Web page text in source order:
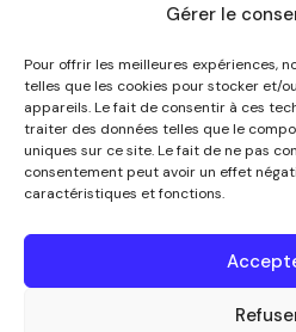
Gérer le
Pour offrir les meilleures expériences,
telles que les cookies pour stocker et/
appareils. Le fait de consentir à ces
traiter des données telles que le
uniques sur ce site. Le fait de ne pas
consentement peut avoir un effet
caractéristiques et fonctions.
NOTRE GROUPE
ACCUEIL
AMILCAR TRAVEL CLUB
CLUB AMILCAR, Club
AGENCE MEDIANE
CONTACT
+33 7 49 60 92 02